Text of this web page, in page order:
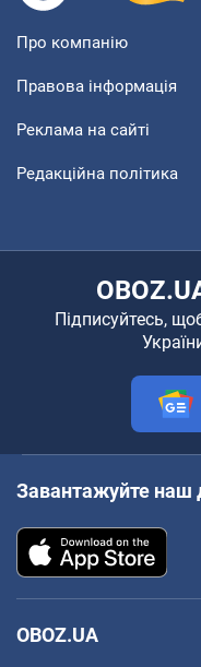
Про компанію
Правова інформація
Реклама на сайті
Редакційна політика
Підписуйтесь,
Завантажуйте наш
OBOZ.UA